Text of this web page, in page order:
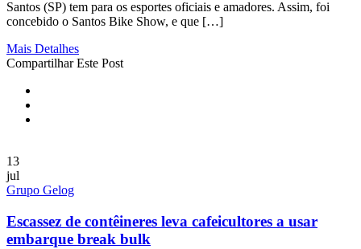
Santos (SP) tem para os esportes oficiais e amadores. Assim, foi
concebido o Santos Bike Show, e que […]
Mais Detalhes
Compartilhar Este Post
13
jul
Grupo Gelog
Escassez de contêineres leva cafeicultores a usar
embarque break bulk